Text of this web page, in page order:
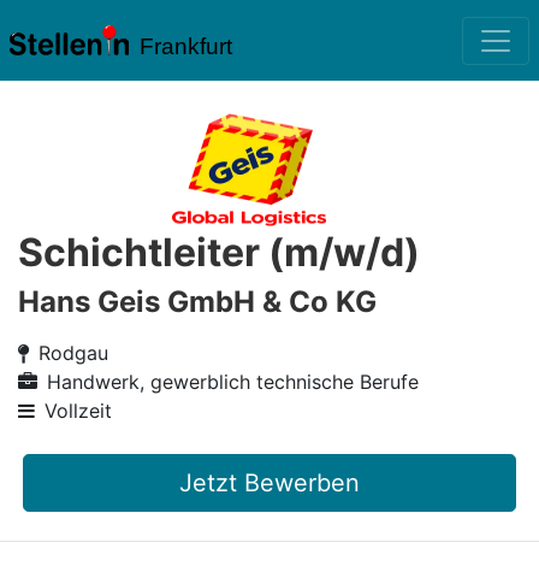
Frankfurt
Schichtleiter (m/w/d)
Hans Geis GmbH & Co KG
Rodgau
Handwerk, gewerblich technische Berufe
Vollzeit
Jetzt Bewerben